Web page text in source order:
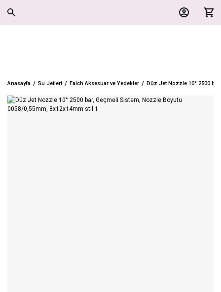
Anasayfa Su Jetleri Falch Aksesuar ve Yedekler Düz Jet Nozzle 10° 2500